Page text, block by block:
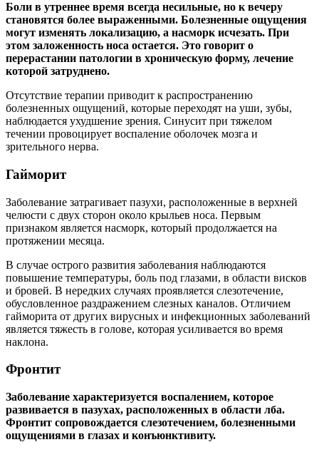
Боли в утреннее время всегда несильные, но к вечеру
становятся более выраженными. Болезненные ощущения
могут изменять локализацию, а насморк исчезать. При
этом заложенность носа остается. Это говорит о
перерастании патологии в хроническую форму, лечение
которой затруднено.
Отсутствие терапии приводит к распространению
болезненных ощущений, которые переходят на уши, зубы,
наблюдается ухудшение зрения. Синусит при тяжелом
течении провоцирует воспаление оболочек мозга и
зрительного нерва.
Гайморит
Заболевание затрагивает пазухи, расположенные в верхней
челюсти с двух сторон около крыльев носа. Первым
признаком является насморк, который продолжается на
протяжении месяца.
В случае острого развития заболевания наблюдаются
повышение температуры, боль под глазами, в области висков
и бровей. В нередких случаях проявляется слезотечение,
обусловленное раздражением слезных каналов. Отличием
гайморита от других вирусных и инфекционных заболеваний
является тяжесть в голове, которая усиливается во время
наклона.
Фронтит
Заболевание характеризуется воспалением, которое
развивается в пазухах, расположенных в области лба.
Фронтит сопровождается слезотечением, болезненными
ощущениями в глазах и конъюнктивиту.